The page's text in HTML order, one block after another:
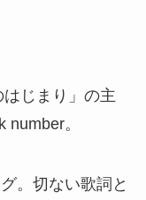
じまり」の主
。
。切ない歌詞と